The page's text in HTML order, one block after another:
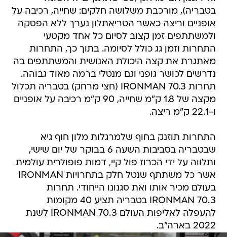
בטבריה), מורכבת משלושה חלקים: שחייה, רכיבה על
אופניים וריצה כאשר הטריאתלון נערך ללא הפסקה
ולמשתתפים זמן קצוב לסיום כל אחד מקטעי
התחרות וזמן גג כולל לסיומה. בתוך כך, התחרות
מאתגרת את קצה היכולת האנושית והמשתתפים בה
נדרשים לכושר גופני וגם מנטלי ברמה מאוד גבוהה.
תחרות 70.3 IRONMAN (חצי מרחק) בטבריה תכלול
מקצה של 1.8 ק"מ שחייה, 90 ק"מ רכיבה על אופניים
ו-22.1 ק"מ ריצה.
התחרות תוזנק בחוף שלמרגלות מלון חוף גיא
שבטבריה בסביבות השעה 6 בבוקר של יום שישי,
ותלווה על ידי הכרוז פול קיי, דמות פופולרית עולמית
אשר כל משתתף שנטל חלק בתחרויות IRONMAN
בעולם מכיר אותו ואת סגנונו הייחודי. תחרות
IRONMAN 70.3 בטבריה תציע 40 מקומות
להעפלה לאליפות העולם IRONMAN 70.3 לשנת
2022 בארה"ב.